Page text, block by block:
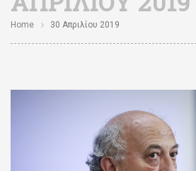
Home 30 Απριλίου 2019